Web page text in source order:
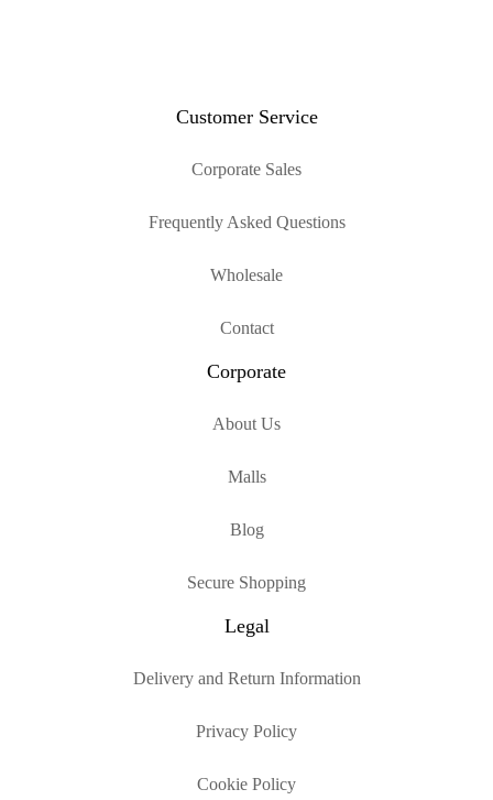
Customer Service
Corporate Sales
Frequently Asked Questions
Wholesale
Contact
Corporate
About Us
Malls
Blog
Secure Shopping
Legal
Delivery and Return Information
Privacy Policy
Cookie Policy